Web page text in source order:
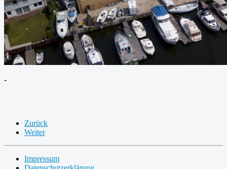
-
Zurück
Weiter
Impressum